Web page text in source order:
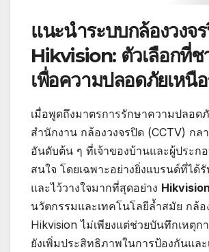
แนะนำระบบกล้องวงจ
Hikvision: ตัวเลือกที่
เพื่อความปลอดภัยเหนื
เมื่อพูดถึงมาตรการรักษาความปลอด
สำนักงาน กล้องวงจรปิด (CCTV) กล
อันดับต้น ๆ ที่เจ้าของบ้านและผู้ประก
สนใจ โดยเฉพาะอย่างยิ่งแบรนด์ที่ได้
และไว้วางใจมากที่สุดอย่าง Hikvision
นวัตกรรมและเทคโนโลยีล้ำสมัย กล้อ
Hikvision ไม่เพียงแต่ช่วยบันทึกเหตุ
ยังเพิ่มประสิทธิภาพในการป้องกันและ